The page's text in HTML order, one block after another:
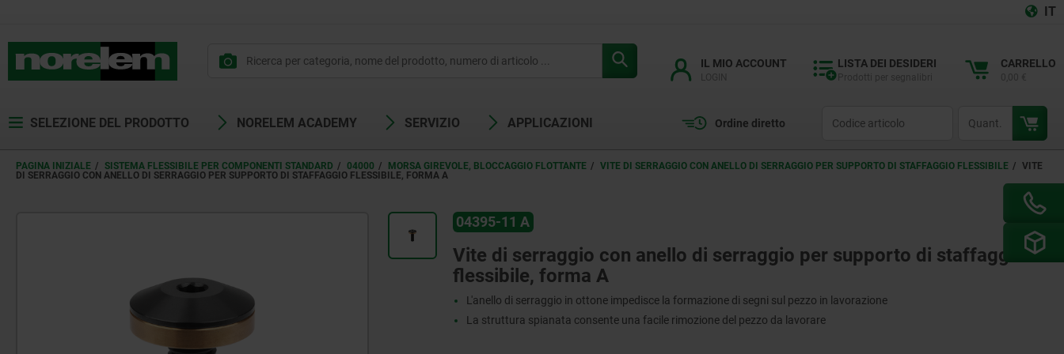
IT
IL MIO ACCOUNT LISTA DEI DESIDERI CARRELLO
SELEZIONE DEL PRODOTTO NORELEM ACADEMY SERVIZIO APPLICAZIONI Ordine diretto
PAGINA INIZIALE SISTEMA FLESSIBILE PER COMPONENTI STANDARD 04000 MORSA GIREVOLE, BLOCCAGGIO FLOTTANTE VITE DI SERRAGGIO CON ANELLO DI SERRAGGIO PER SUPPORTO DI STAFFAGGIO FLESSIBILE
VITE
DI SERRAGGIO CON ANELLO DI SERRAGGIO PER SUPPORTO DI STAFFAGGIO FLESSIBILE, FORMA A
04395-11 A
Vite di serraggio con anello di serraggio per supporto di staffaggio
flessibile, forma A
L'anello di serraggio in ottone impedisce la formazione di segni sul pezzo in lavorazione
La struttura spianata consente una facile rimozione del pezzo da lavorare